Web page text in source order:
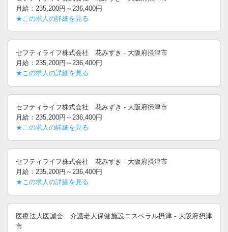
月給：235,200円～236,400円
★この求人の詳細を見る
セフティライフ株式会社 花みずき - 大阪府摂津市
月給：235,200円～236,400円
★この求人の詳細を見る
セフティライフ株式会社 花みずき - 大阪府摂津市
月給：235,200円～236,400円
★この求人の詳細を見る
セフティライフ株式会社 花みずき - 大阪府摂津市
月給：235,200円～236,400円
★この求人の詳細を見る
医療法人医誠会 介護老人保健施設エスペラル摂津 - 大阪府摂津
市